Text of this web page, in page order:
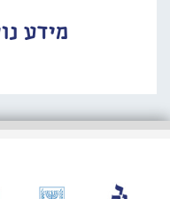
מידע